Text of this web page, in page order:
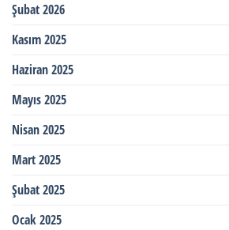
Şubat 2026
Kasım 2025
Haziran 2025
Mayıs 2025
Nisan 2025
Mart 2025
Şubat 2025
Ocak 2025